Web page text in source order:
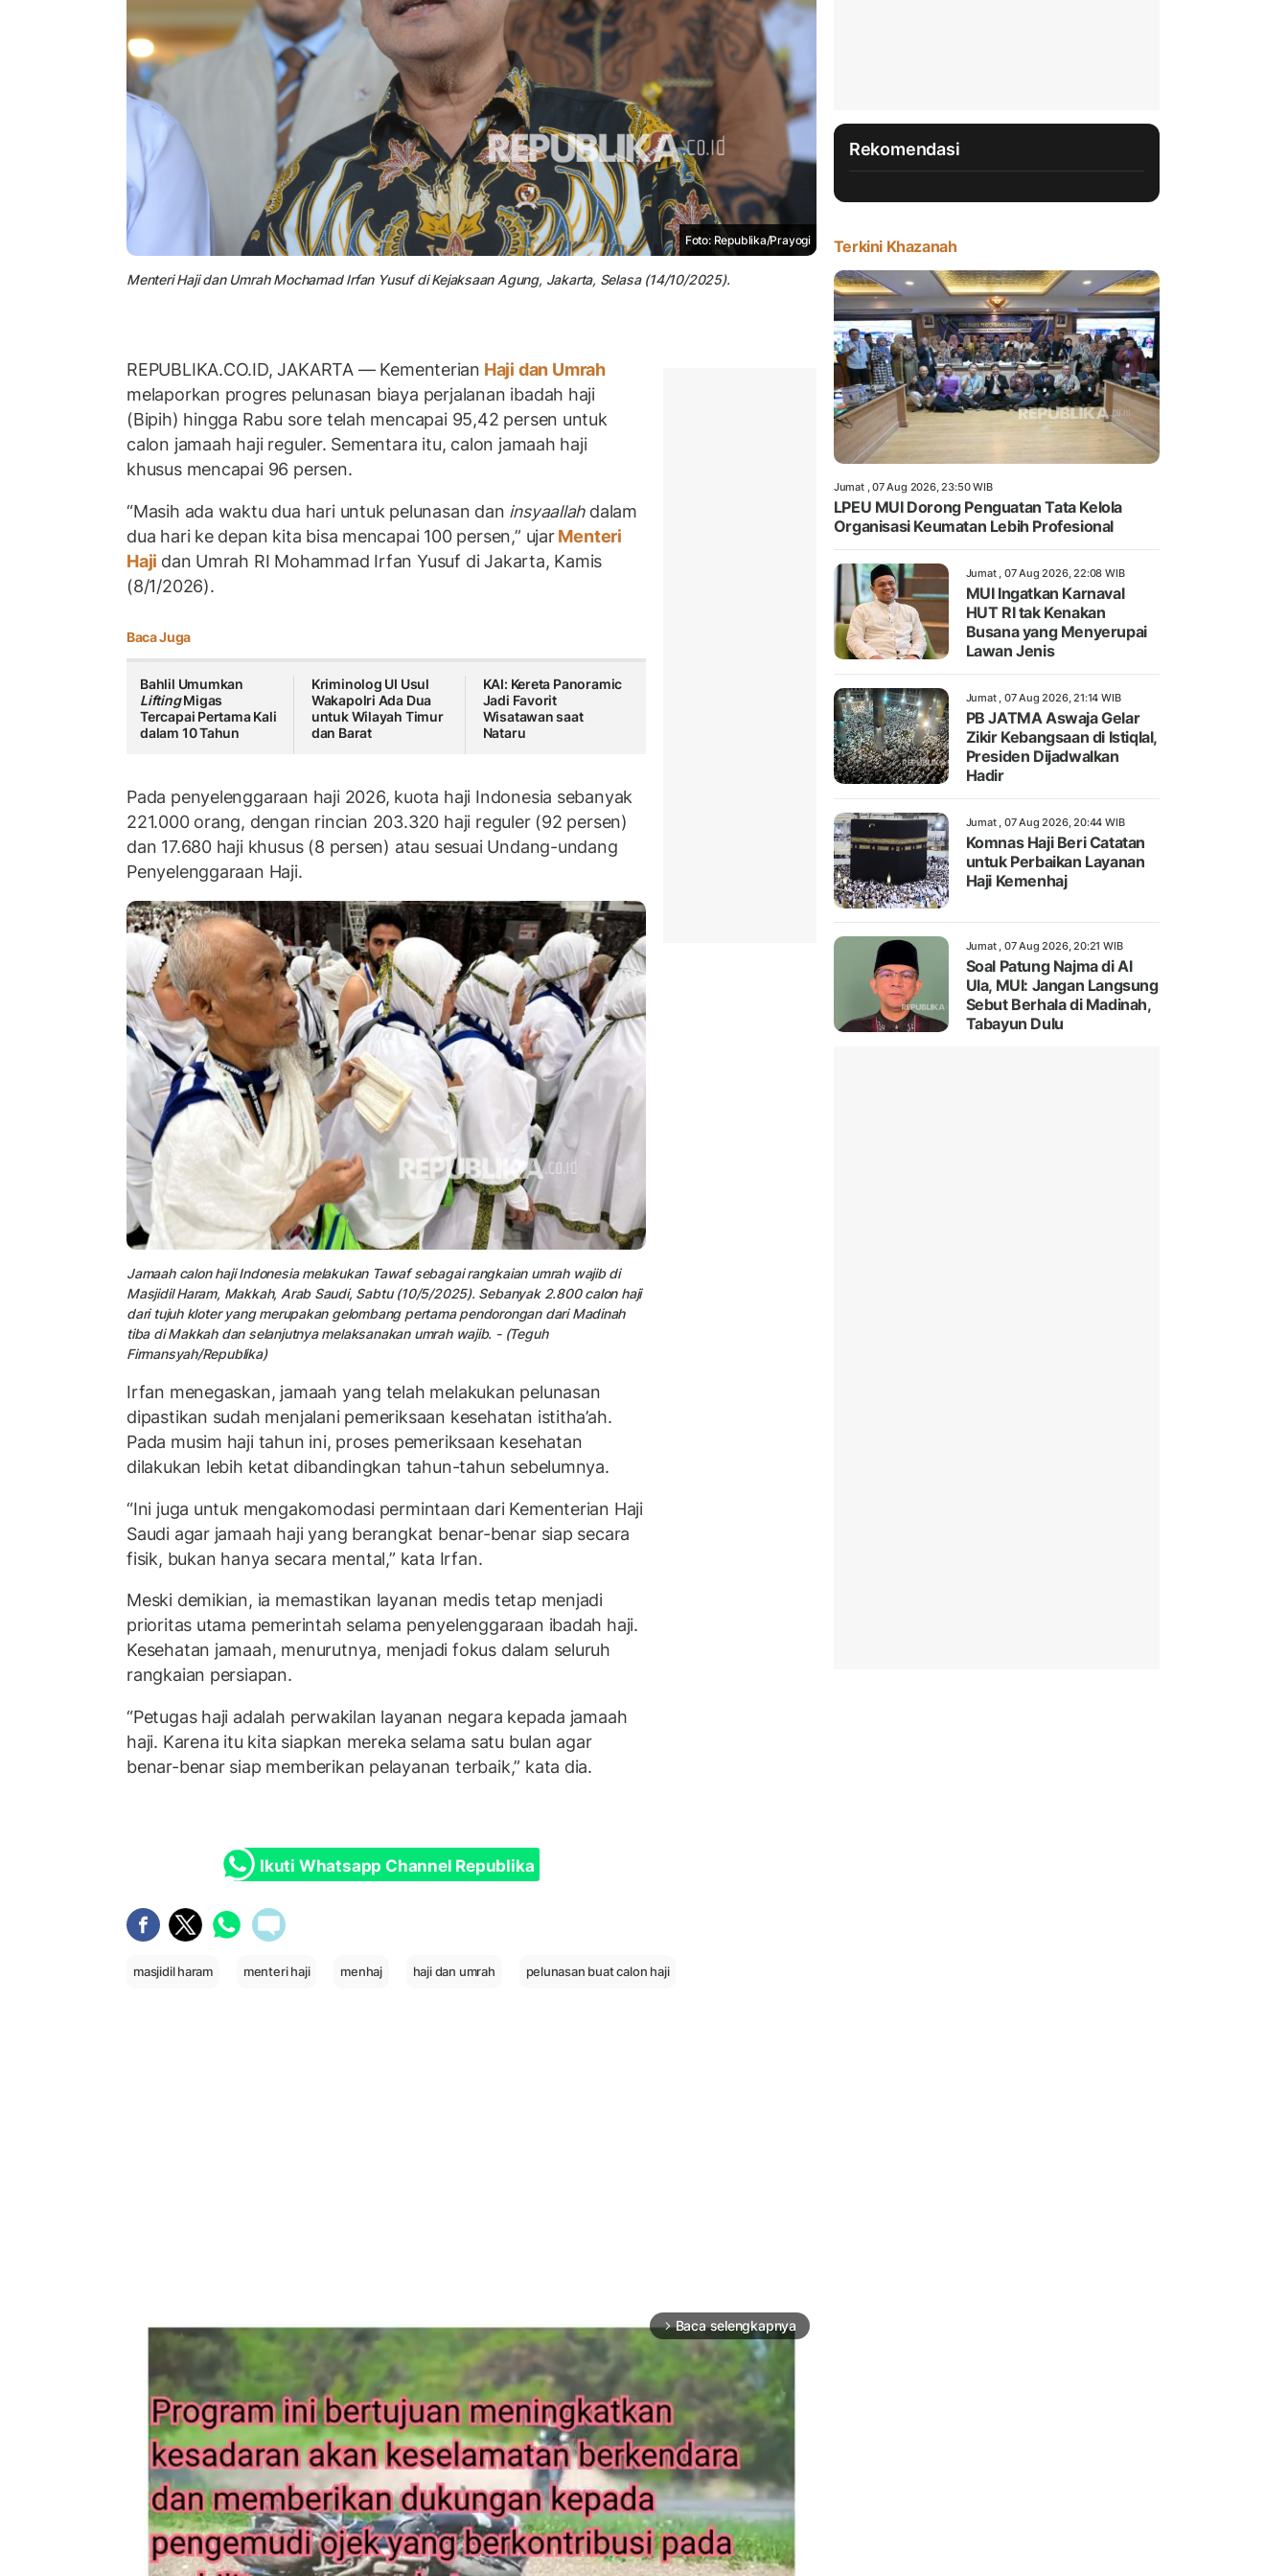
Foto: Republika/Prayogi
Menteri Haji dan Umrah Mochamad Irfan Yusuf di Kejaksaan Agung, Jakarta, Selasa (14/10/2025).
REPUBLIKA.CO.ID, JAKARTA — Kementerian Haji dan Umrah
melaporkan progres pelunasan biaya perjalanan ibadah haji
(Bipih) hingga Rabu sore telah mencapai 95,42 persen untuk
calon jamaah haji reguler. Sementara itu, calon jamaah haji
khusus mencapai 96 persen.
“Masih ada waktu dua hari untuk pelunasan dan insyaallahdalam
dua hari ke depan kita bisa mencapai 100 persen,” ujarMenteri
Haji dan Umrah RI Mohammad Irfan Yusuf di Jakarta, Kamis
(8/1/2026).
Baca Juga
Bahlil Umumkan
LiftingMigas
Tercapai Pertama Kali
dalam 10 Tahun
Kriminolog UI Usul
Wakapolri Ada Dua
untuk Wilayah Timur
dan Barat
KAI: Kereta Panoramic
Jadi Favorit
Wisatawan saat
Nataru
Pada penyelenggaraan haji 2026, kuota haji Indonesia sebanyak
221.000 orang, dengan rincian 203.320 haji reguler (92 persen)
dan 17.680 haji khusus (8 persen) atau sesuai Undang-undang
Penyelenggaraan Haji.
Jamaah calon haji Indonesia melakukan Tawaf sebagai rangkaian umrah wajib di
Masjidil Haram, Makkah, Arab Saudi, Sabtu (10/5/2025). Sebanyak 2.800 calon haji
dari tujuh kloter yang merupakan gelombang pertama pendorongan dari Madinah
tiba di Makkah dan selanjutnya melaksanakan umrah wajib. - (Teguh
Firmansyah/Republika)
Irfan menegaskan, jamaah yang telah melakukan pelunasan
dipastikan sudah menjalani pemeriksaan kesehatan istitha’ah.
Pada musim haji tahun ini, proses pemeriksaan kesehatan
dilakukan lebih ketat dibandingkan tahun-tahun sebelumnya.
“Ini juga untuk mengakomodasi permintaan dari Kementerian Haji
Saudi agar jamaah haji yang berangkat benar-benar siap secara
fisik, bukan hanya secara mental,” kata Irfan.
Meski demikian, ia memastikan layanan medis tetap menjadi
prioritas utama pemerintah selama penyelenggaraan ibadah haji.
Kesehatan jamaah, menurutnya, menjadi fokus dalam seluruh
rangkaian persiapan.
“Petugas haji adalah perwakilan layanan negara kepada jamaah
haji. Karena itu kita siapkan mereka selama satu bulan agar
benar-benar siap memberikan pelayanan terbaik,” kata dia.
Ikuti Whatsapp Channel Republika
masjidil haram menteri haji menhaj haji dan umrah pelunasan buat calon haji
arrow_forward_ios Baca selengkapnya
Rekomendasi
Terkini Khazanah
Jumat , 07 Aug 2026, 23:50 WIB
LPEU MUI Dorong Penguatan Tata Kelola
Organisasi Keumatan Lebih Profesional
Jumat , 07 Aug 2026, 22:08 WIB
MUI Ingatkan Karnaval
HUT RI tak Kenakan
Busana yang Menyerupai
Lawan Jenis
Jumat , 07 Aug 2026, 21:14 WIB
PB JATMA Aswaja Gelar
Zikir Kebangsaan di Istiqlal,
Presiden Dijadwalkan
Hadir
Jumat , 07 Aug 2026, 20:44 WIB
Komnas Haji Beri Catatan
untuk Perbaikan Layanan
Haji Kemenhaj
Jumat , 07 Aug 2026, 20:21 WIB
Soal Patung Najma di Al
Ula, MUI: Jangan Langsung
Sebut Berhala di Madinah,
Tabayun Dulu